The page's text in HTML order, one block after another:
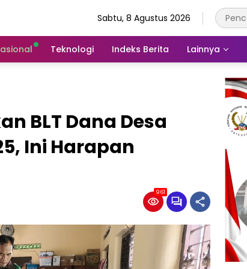
Sabtu, 8 Agustus 2026
Teknologi Indeks Berita Lainnya
BLT Dana Desa
Ini Harapan
961